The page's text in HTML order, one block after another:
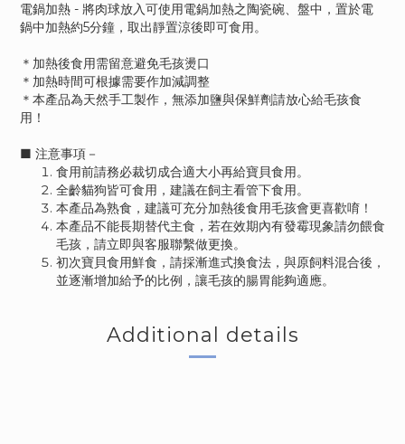
電鍋加熱 - 將肉球放入可使用電鍋加熱之陶瓷碗、盤中，置於電
鍋中加熱約5分鐘，取出靜置涼後即可食用。
＊加熱後食用需留意避免毛孩燙口
＊加熱時間可根據需要作加減調整
＊本產品為天然手工製作，無添加鹽與保鮮劑請放心給毛孩食
用！
■ 注意事項－
食用前請務必裁切成合適大小再給寶貝食用。
全齡貓狗皆可食用，建議在飼主看管下食用。
本產品為熟食，建議可充分加熱後食用毛孩會更喜歡唷！
本產品不能長期替代主食，若在效期內有發霉現象請勿餵食
毛孩，請立即與客服聯繫做更換。
初次寶貝食用鮮食，請採漸進式換食法，與原飼料混合後，
並逐漸增加給予的比例，讓毛孩的腸胃能夠適應。
Additional details